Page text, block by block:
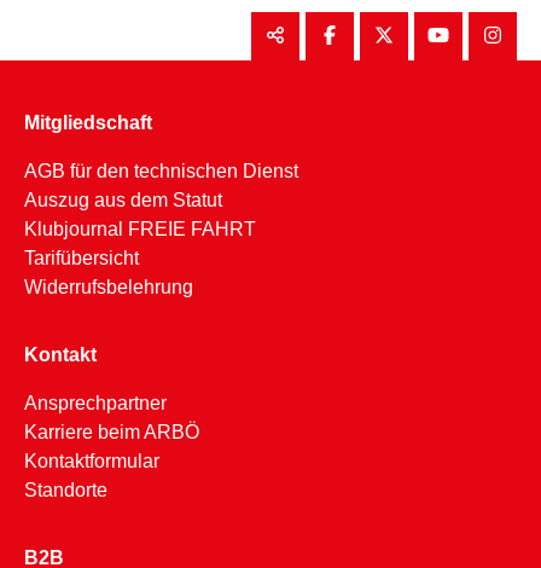
Mitgliedschaft
AGB für den technischen Dienst
Auszug aus dem Statut
Klubjournal FREIE FAHRT
Tarifübersicht
Widerrufsbelehrung
Kontakt
Ansprechpartner
Karriere beim ARBÖ
Kontaktformular
Standorte
B2B